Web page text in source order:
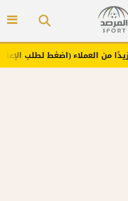
(اضغط لطلب الإعلان)